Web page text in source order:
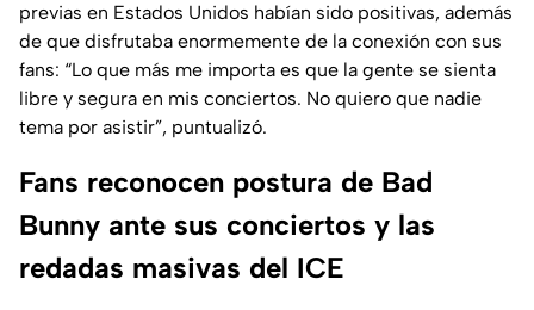
previas en Estados Unidos habían sido positivas, además
de que disfrutaba enormemente de la conexión con sus
fans: “Lo que más me importa es que la gente se sienta
libre y segura en mis conciertos. No quiero que nadie
tema por asistir”, puntualizó.
Fans reconocen postura de Bad
Bunny ante sus conciertos y las
redadas masivas del ICE